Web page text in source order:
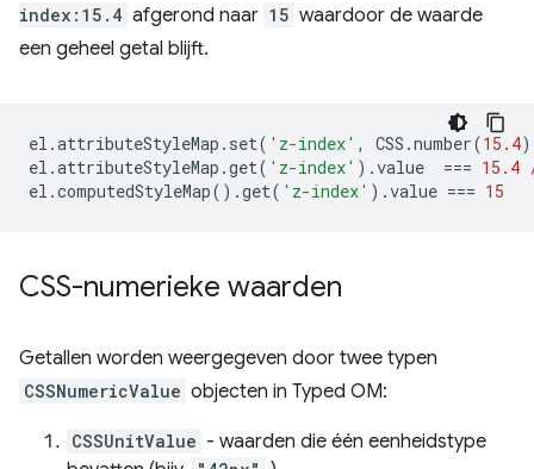
index:15.4 afgerond naar 15 waardoor de waarde
een geheel getal blijft.
el .attributeStyleMap . set( 'z-index' , CSS .number(15.4
el .attributeStyleMap .get( 'z-index' ).value === 15.4
el .computedStyleMap().get( 'z-index' ).value === 15
CSS-numerieke waarden
Getallen worden weergegeven door twee typen
CSSNumericValue objecten in Typed OM:
CSSUnitValue - waarden die één eenheidstype